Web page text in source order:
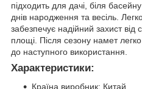
підходить для дачі, біля
днів народження та весіль.
забезпечує надійний захист
площі. Після сезону намет
до наступного використання.
Характеристики:
Країна виробник: Китай